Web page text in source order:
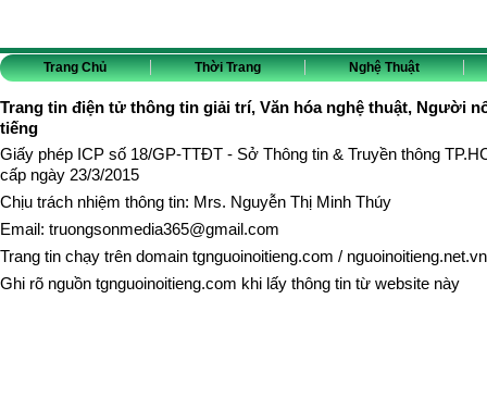
Trang Chủ Thời Trang Nghệ Thuật
Trang tin điện tử thông tin giải trí, Văn hóa nghệ thuật, Người
tiếng
Giấy phép ICP số 18/GP-TTĐT - Sở Thông tin & Truyền thông
cấp ngày 23/3/2015
Chịu trách nhiệm thông tin: Mrs. Nguyễn Thị Minh Thúy
Email: truongsonmedia365@gmail.com
Trang tin chạy trên domain tgnguoinoitieng.com / nguoinoitieng.net.vn
Ghi rõ nguồn tgnguoinoitieng.com khi lấy thông tin từ website này